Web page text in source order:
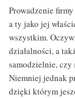
Prowadzenie
a ty jako jej
wszystkim.
działalności, a
samodzielnie, czy
Niemniej jednak
dzięki którym